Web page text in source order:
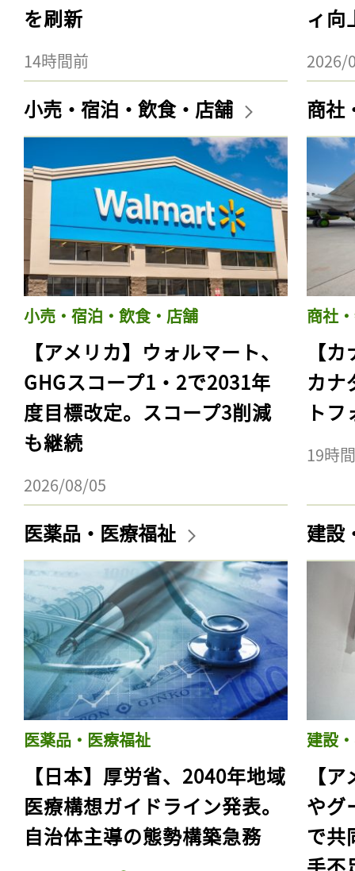
を刷新
14時間前
ィ向
2026/
小売・宿泊・飲食・店舗
小売・宿泊・飲食・店舗
【アメリカ】ウォルマート、
GHGスコープ1・2で2031年
度目標改定。スコープ3削減
も継続
2026/08/05
商社
商社
【
カナ
ト
19時
医薬品・医療福祉
医薬品・医療福祉
【日本】厚労省、2040年地域
医療構想ガイドライン発表。
自治体主導の態勢構築急務
建設
建設
【
やグ
で共